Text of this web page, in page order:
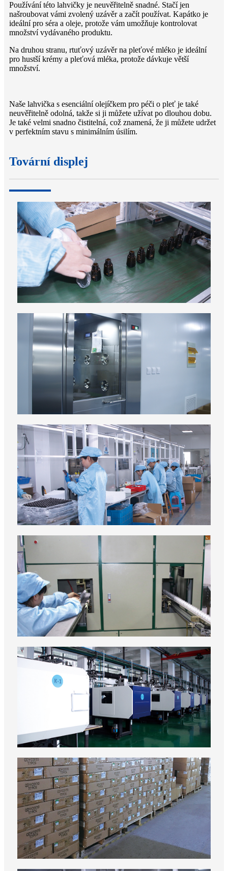
Používání této lahvičky je neuvěřitelně snadné. Stačí jen
našroubovat vámi zvolený uzávěr a začít používat. Kapátko je
ideální pro séra a oleje, protože vám umožňuje kontrolovat
množství vydávaného produktu.
Na druhou stranu, rtuťový uzávěr na pleťové mléko je ideální
pro hustší krémy a pleťová mléka, protože dávkuje větší
množství.
Naše lahvička s esenciální olejíčkem pro péči o pleť je také
neuvěřitelně odolná, takže si ji můžete užívat po dlouhou dobu.
Je také velmi snadno čistitelná, což znamená, že ji můžete udržet
v perfektním stavu s minimálním úsilím.
Tovární displej